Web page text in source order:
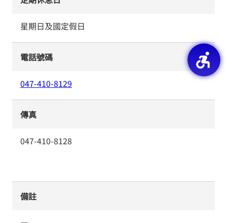
星期日及國定假日
電話號碼
047-410-8129
傳真
047-410-8128
備註